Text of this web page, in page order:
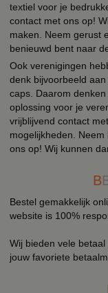
textiel voor je
contact met ons op!
maken. Neem gerust
benieuwd bent naar
Ook verenigingen
denk bijvoorbeeld
caps. Daarom
oplossing voor je
vrijblijvend contact
mogelijkheden.
ons op! Wij kunnen
B
Bestel gemakkelijk
website is 100%
Wij bieden vele
jouw favoriete